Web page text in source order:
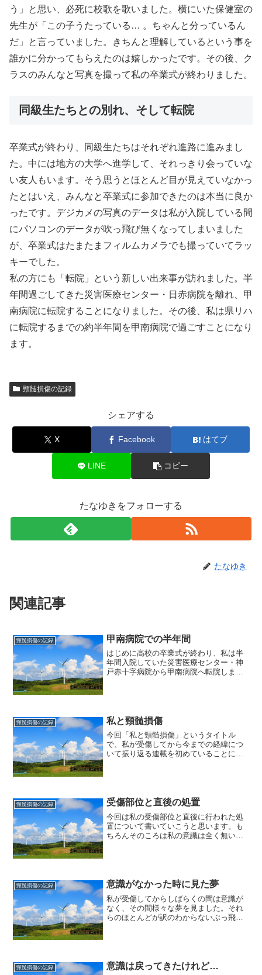
う」と思い、必死に校歌を歌いました。横にいた保健室の
先生が「この子うたっている… 。ちゃんと分っているん
だ」と言っていました。きちんと理解しているという事を
誰かに分かってもらえたのは嬉しかったです。その後、ク
ラスのみんなと写真を撮って私の卒業式が終わりました。
同級生たちとの別れ、そして転院
卒業式が終わり、同級生たちはそれぞれ進路に進みまし
た。中には地方の大学へ進学して、それっきり会っていな
い友人もいます。そう思うとほとんど目が見えていなかっ
たとはいえ、みんなと卒業式に参加できたのは本当に良か
ったです。デジカメの写真のデータは私が入院している間
にパソコンのデータが吹っ飛び無くなってしまいました
が、卒業式はたまたまフィルムカメラでも撮っていてラッ
キーでした。
私の方にも「転院」という新しい出来事が訪れました。半
年間過ごしてきた災害医療センター・日赤病院を離れ、甲
南病院に転院することになりました。その後、私は県リハ
に転院するまでの約半年間を甲南病院で過ごすことになり
ます。
頸髄損傷の記録
シェアする
X Facebook はてブ
LINE コピー
たなゆきをフォローする
たなゆき
関連記事
頸髄損傷の記録 甲南病院での半年間
はじめに高校の卒業式が終わり、私は半
年間入院していた災害医療センター・神
戸赤十字病院から甲南病院へ転院しまし
頸髄損傷の記録 私と頸髄損傷
今回「私と頸髄損傷」というタイトル
で、私が受傷してから今までの経緯につ
いて振り返る連載を初めていることにし
頸髄損傷の記録 受傷部位と直後の処置
今回は私の受傷部位と直後に行われた処
置について書いていこうと思います。も
ちろんそのころは私の意識は全く無いの
頸髄損傷の記録 意識がなかった時に見た夢
私が受傷してからしばらくの間は意識が
なく、その間様々な夢を見ました。それ
らのほとんどが訳のわからないぶっ飛ん
頸髄損傷の記録 意識は戻ってきたけれど…